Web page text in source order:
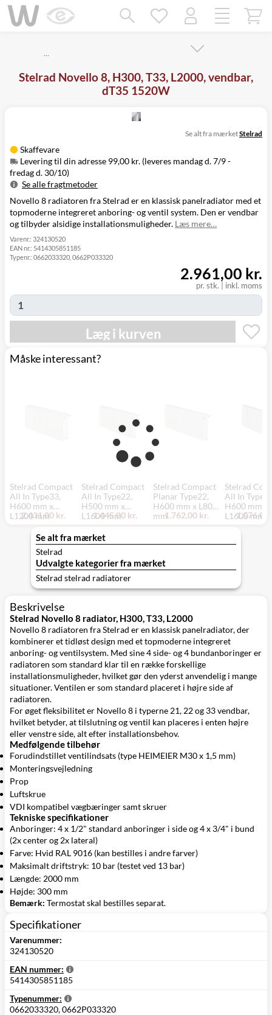
…
Stelrad Novello 8, H300, T33, L2000, vendbar,
dT35 1520W
Skaffevare
Levering til din adresse 99,00 kr. (leveres mandag d. 7/9 -
fredag d. 30/10)
Se alle fragtmetoder
Metode
Pris
Leveres
Levering til
99,00 kr.
Mandag d. 7/9
-
Click&Collect
i Svenstrup
Se alt fra mærketStelrad
Novello 8 radiatoren fra Stelrad er en klassisk panelradiator med et
topmoderne integreret anboring- og ventil system. Den er vendbar
og tilbyder alsidige installationsmuligheder. Læs mere…
Varenr.: 324130520
EAN nr.: 5414305851185
Typenr.: 0662033320, 0662P033320
pr. stk. inkl. moms
2.961,00 kr.
Læg i kurven
Måske interessant?
Stelrad Compact
All In Type33,
H600 mm x
L1200 mm
2.431,00 kr.
Stelrad Compact
All In Type22,
H500 mm x
L1600 mm
1.445,00 kr.
Stelrad Compact
Planar Type22,
H600 mm x L800
mm1.762,00 kr.
Stelrad
All In
H600 mm x
L1600 mm
1.576,00
Se alt fra mærket
Stelrad
Udvalgte kategorier fra mærket
Stelrad stelrad radiatorer
Beskrivelse
Stelrad Novello 8 radiator, H300, T33, L2000
Novello 8 radiatoren fra Stelrad er en klassisk panelradiator, der
kombinerer et tidløst design med et topmoderne integreret
anboring- og ventilsystem. Med sine 4 side- og 4 bundanboringer er
radiatoren som standard klar til en række forskellige
installationsmuligheder, hvilket gør den yderst anvendelig i mange
situationer. Ventilen er som standard placeret i højre side af
radiatoren.
For øget fleksibilitet er Novello 8 i typerne 21, 22 og 33 vendbar,
hvilket betyder, at tilslutning og ventil kan placeres i enten højre
eller venstre side, alt efter installationsbehov.
Medfølgende tilbehør
Forudindstillet ventilindsats (type HEIMEIER M30 x 1,5 mm)
Monteringsvejledning
Prop
Luftskrue
VDI kompatibel vægbæringer samt skruer
Tekniske specifikationer
Anboringer: 4 x 1/2" standard anboringer i side og 4 x 3/4" i bund
(2x center og 2x lateral)
Farve: Hvid RAL 9016 (kan bestilles i andre farver)
Maksimalt driftstryk: 10 bar (testet ved 13 bar)
Længde: 2000 mm
Højde: 300 mm
Bemærk: Termostat skal bestilles separat.
Specifikationer
Varenummer:
324130520
EAN nummer:
5414305851185
Typenummer:
0662033320, 0662P033320
Mangler chatten?
Ret samtykke!